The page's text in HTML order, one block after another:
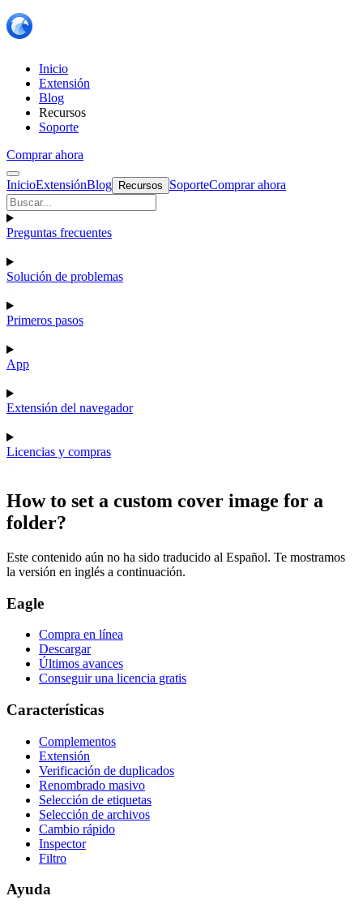
Inicio
Extensión
Blog
Recursos
Soporte
Comprar ahora
InicioExtensiónBlog Recursos SoporteComprar ahora
Preguntas frecuentes
Solución de problemas
Primeros pasos
App
Extensión del navegador
Licencias y compras
How to set a custom cover image for a
folder?
Este contenido aún no ha sido traducido al Español. Te mostramos
la versión en inglés a continuación.
Eagle
Compra en línea
Descargar
Últimos avances
Conseguir una licencia gratis
Características
Complementos
Extensión
Verificación de duplicados
Renombrado masivo
Selección de etiquetas
Selección de archivos
Cambio rápido
Inspector
Filtro
Ayuda